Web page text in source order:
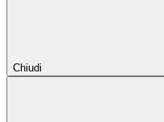
Chiudi